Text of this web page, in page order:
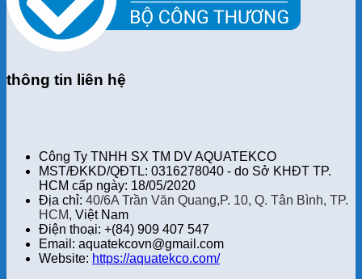
thông tin liên hệ
Công Ty TNHH SX TM DV AQUATEKCO
MST/ĐKKD/QĐTL: 0316278040 - do Sở KHĐT TP.
HCM cấp ngày: 18/05/2020
Địa chỉ: 40/6A Trần Văn Quang,P. 10, Q. Tân Bình, TP.
HCM, Việt Nam
Điện thoại: +(84) 909 407 547
Email: aquatekcovn@gmail.com
Website: https://aquatekco.com/